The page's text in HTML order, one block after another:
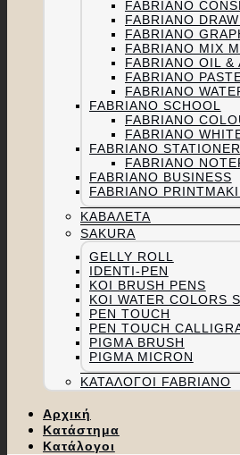
FABRIANO
FABRIANO
FABRIANO
FABRIANO MIX
FABRIANO OIL &
FABRIANO
FABRIANO
FABRIANO SCHOOL
FABRIANO
FABRIANO
FABRIANO
FABRIANO
FABRIANO BUSINESS
FABRIANO
ΚΑΒΑΛΈΤΑ
SAKURA
GELLY ROLL
IDENTI-PEN
KOI BRUSH PENS
KOI WATER COLORS
PEN TOUCH
PEN TOUCH
PIGMA BRUSH
PIGMA MICRON
ΚΑΤΆΛΟΓΟΙ FABRIANO
Αρχική
Κατάστημα
Κατάλογοι